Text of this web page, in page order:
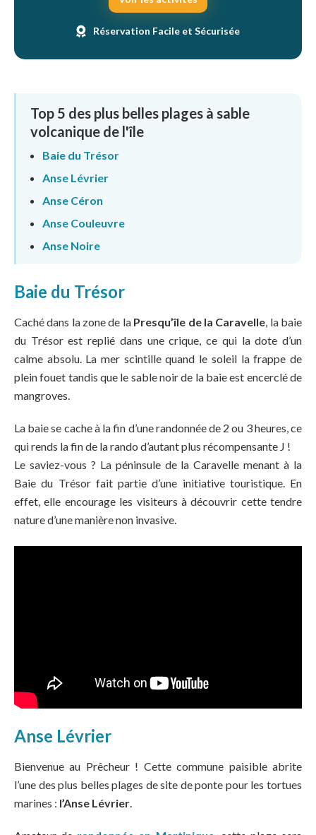
Réservation Facile et Sécurisée
Top 5 des plus belles plages à sable
volcanique de l'île
Baie du Trésor
Anse Lévrier
Anse Céron
Anse Couleuvre
Anse Noire
Baie du Trésor
Caché dans la zone de la Presqu’île de la Caravelle, la baie
du Trésor est replié dans une crique, ce qui la dote d’un
calme absolu. La mer scintille quand le soleil la frappe de
plein fouet tandis que le sable noir de la baie est encerclé de
mangroves.
La baie se cache à la fin d’une randonnée de 2 ou 3 heures, ce
qui rends la fin de la rando d’autant plus récompensante J !
Le saviez-vous ? La péninsule de la Caravelle menant à la
Baie du Trésor fait partie d’une initiative touristique. En
effet, elle encourage les visiteurs à découvrir cette tendre
nature d’une manière non invasive.
Anse Lévrier
Bienvenue au Prêcheur ! Cette commune paisible abrite
l’une des plus belles plages de site de ponte pour les tortues
marines : l’Anse Lévrier.